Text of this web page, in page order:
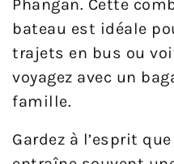
Phangan. Cette
bateau est idéale
trajets en bus ou
voyagez avec un
famille.
Gardez à l’esprit